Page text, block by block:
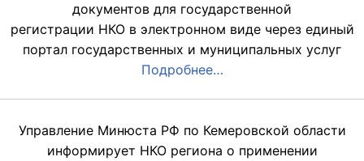
документов для государственной
регистрации НКО в электронном виде через единый
портал государственных и муниципальных услуг
Подробнее…
Управление Минюста РФ по Кемеровской области
информирует НКО региона о применении